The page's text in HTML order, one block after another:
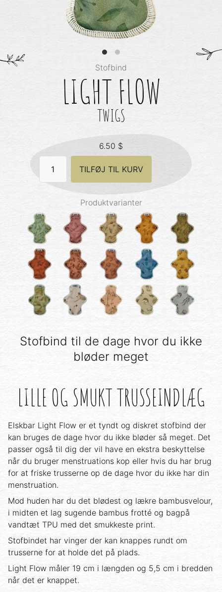
Stofbind
LIGHT FLOW
TWIGS
6.50 $
Flow
-
Twigs
TILFØJ TIL KURV
Produktvarianter
Stofbind til de dage hvor du ikke
bløder meget
LILLE OG SMUKT TRUSSEINDLÆG
Elskbar Light Flow er et tyndt og diskret stofbind der
kan bruges de dage hvor du ikke bløder så meget. Det
passer også til dig der vil have en ekstra beskyttelse
når du bruger menstruations kop eller hvis du har brug
for at friske trusserne op de dage hvor du ikke har din
menstruation.
Mod huden har du det blødest og lækre bambusvelour,
i midten et lag sugende bambus frotté og bagpå
vandtæt TPU med det smukkeste print.
Stofbindet har vinger der kan knappes rundt om
trusserne for at holde det på plads.
Light Flow måler 19 cm i længden og 5,5 cm i bredden
når det er knappet.